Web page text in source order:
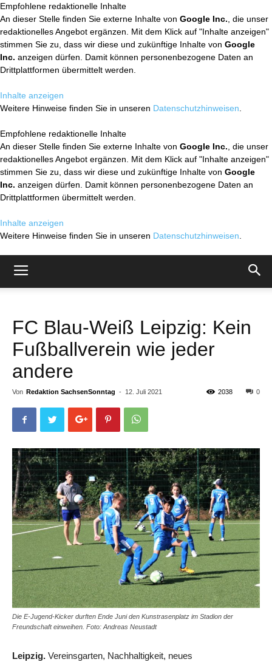
Empfohlene redaktionelle Inhalte
An dieser Stelle finden Sie externe Inhalte von Google Inc. , die unser
redaktionelles Angebot ergänzen. Mit dem Klick auf "Inhalte anzeigen"
stimmen Sie zu, dass wir diese und zukünftige Inhalte von Google
Inc. anzeigen dürfen. Damit können personenbezogene Daten an
Drittplattformen übermittelt werden.
Inhalte anzeigen
Weitere Hinweise finden Sie in unseren Datenschutzhinweisen
Empfohlene redaktionelle Inhalte
An dieser Stelle finden Sie externe Inhalte von Google Inc. , die unser
redaktionelles Angebot ergänzen. Mit dem Klick auf "Inhalte anzeigen"
stimmen Sie zu, dass wir diese und zukünftige Inhalte von Google
Inc. anzeigen dürfen. Damit können personenbezogene Daten an
Drittplattformen übermittelt werden.
Inhalte anzeigen
Weitere Hinweise finden Sie in unseren Datenschutzhinweisen
FC Blau-Weiß Leipzig: Kein
Fußballverein wie jeder
andere
Von Redaktion SachsenSonntag - 12. Juli 2021 0
2038
Die E-Jugend-Kicker durften Ende Juni den Kunstrasenplatz im Stadion der
Freundschaft einweihen. Foto: Andreas Neustadt
Leipzig. Vereinsgarten, Nachhaltigkeit, neues